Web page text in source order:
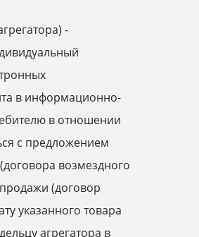
-
в информационно-
в отношении
с предложением
возмездного
(договор
указанного товара
агрегатора в